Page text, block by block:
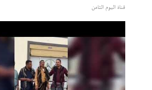
قناة اليوم الثامن